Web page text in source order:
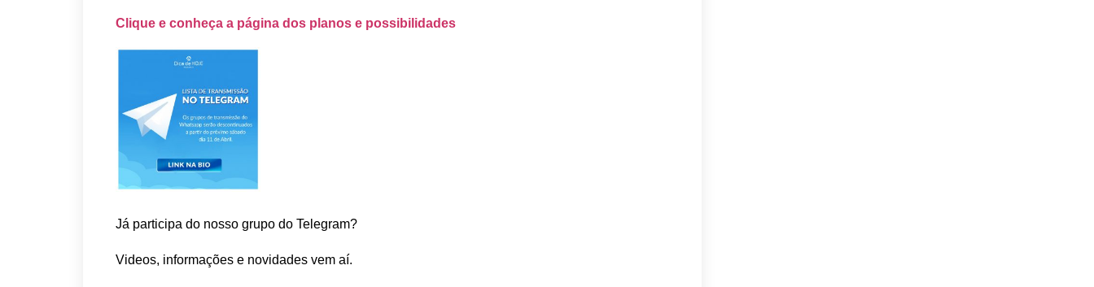
Clique e conheça a página dos planos e possibilidades
Já participa do nosso grupo do Telegram?
Videos, informações e novidades vem aí.